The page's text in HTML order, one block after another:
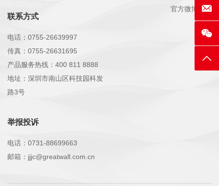
联系方式
电话：0755-26639997
传真：0755-26631695
产品服务热线：400 811 8888
地址：深圳市南山区科技园科发
路3号
举报投诉
电话：0731-88699663
邮箱：jjjc@greatwall.com.cn
官方微博
E-
返回